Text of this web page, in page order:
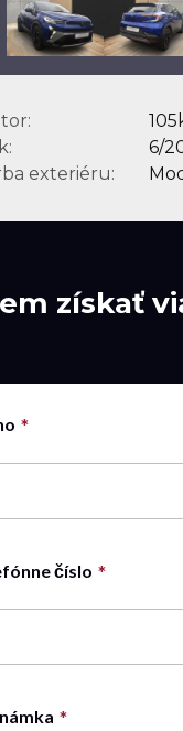
6/
exteriéru:
získať
číslo